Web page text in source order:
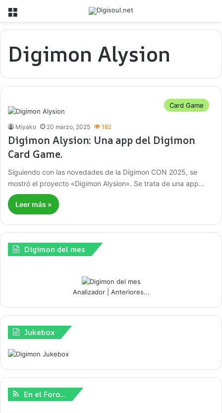
Menú
Digimon Alysion
Card Game
Miyako 20 marzo, 2025 182
Digimon Alysion: Una app del Digimon
Card Game.
Siguiendo con las novedades de la Digimon CON 2025, se
mostró el proyecto «Digimon Alysion». Se trata de una app…
Leer más »
Digimon del mes
Analizador| Anteriores...
Jukebox
En el Foro…